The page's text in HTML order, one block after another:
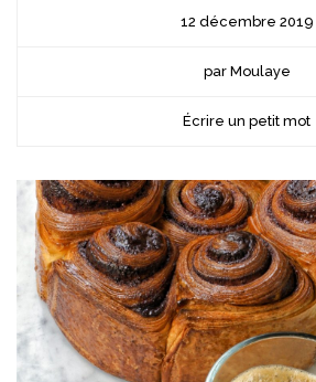
12 décembre 2019
par Moulaye
Écrire un petit mot